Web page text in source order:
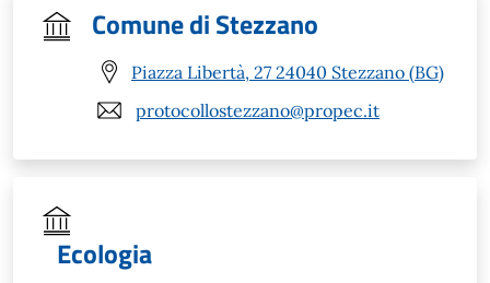
Comune di Stezzano
Piazza Libertà, 27 24040 Stezzano (BG)
protocollostezzano@propec.it
Ecologia